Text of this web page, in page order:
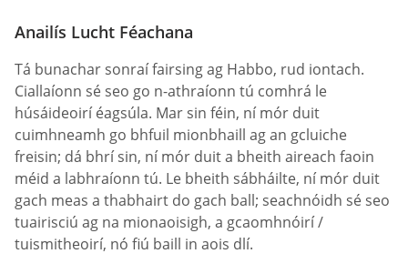
Anailís Lucht Féachana
Tá bunachar sonraí fairsing ag Habbo, rud iontach.
Ciallaíonn sé seo go n-athraíonn tú comhrá le
húsáideoirí éagsúla. Mar sin féin, ní mór duit
cuimhneamh go bhfuil mionbhaill ag an gcluiche
freisin; dá bhrí sin, ní mór duit a bheith aireach faoin
méid a labhraíonn tú. Le bheith sábháilte, ní mór duit
gach meas a thabhairt do gach ball; seachnóidh sé seo
tuairisciú ag na mionaoisigh, a gcaomhnóirí /
tuismitheoirí, nó fiú baill in aois dlí.